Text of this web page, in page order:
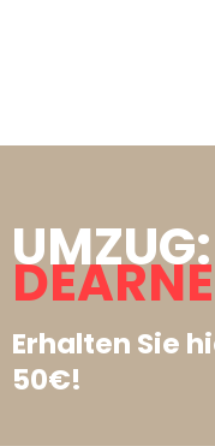
UMZUG:
Erhalten Sie
50€!